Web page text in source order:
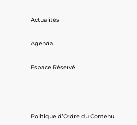
Actualités
Agenda
Espace Réservé
Politique d’Ordre du Contenu